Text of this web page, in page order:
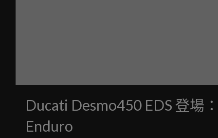
Ducati Desmo450 EDS 登場
Enduro